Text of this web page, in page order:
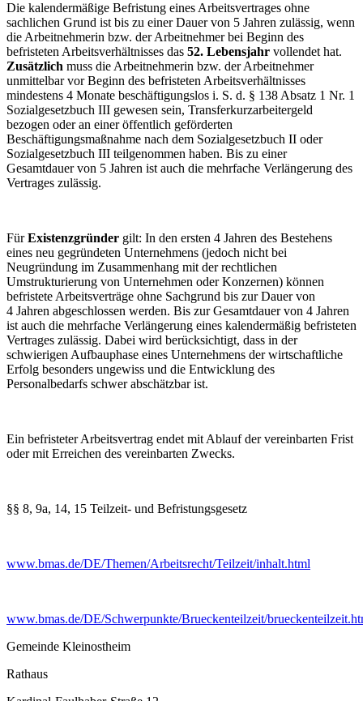
Die kalendermäßige Befristung eines Arbeitsvertrages ohne
sachlichen Grund ist bis zu einer Dauer von 5 Jahren zulässig, wenn
die Arbeitnehmerin bzw. der Arbeitnehmer bei Beginn des
befristeten Arbeitsverhältnisses das 52. Lebensjahr vollendet hat.
Zusätzlich muss die Arbeitnehmerin bzw. der Arbeitnehmer
unmittelbar vor Beginn des befristeten Arbeitsverhältnisses
mindestens 4 Monate beschäftigungslos i. S. d. § 138 Absatz 1 Nr. 1
Sozialgesetzbuch III gewesen sein, Transferkurzarbeitergeld
bezogen oder an einer öffentlich geförderten
Beschäftigungsmaßnahme nach dem Sozialgesetzbuch II oder
Sozialgesetzbuch III teilgenommen haben. Bis zu einer
Gesamtdauer von 5 Jahren ist auch die mehrfache Verlängerung des
Vertrages zulässig.
FürExistenzgründer gilt: In den ersten 4 Jahren des Bestehens
eines neu gegründeten Unternehmens (jedoch nicht bei
Neugründung im Zusammenhang mit der rechtlichen
Umstrukturierung von Unternehmen oder Konzernen) können
befristete Arbeitsverträge ohne Sachgrund bis zur Dauer von
4 Jahren abgeschlossen werden. Bis zur Gesamtdauer von 4 Jahren
ist auch die mehrfache Verlängerung eines kalendermäßig befristeten
Vertrages zulässig. Dabei wird berücksichtigt, dass in der
schwierigen Aufbauphase eines Unternehmens der wirtschaftliche
Erfolg besonders ungewiss und die Entwicklung des
Personalbedarfs schwer abschätzbar ist.
Ein befristeter Arbeitsvertrag endet mit Ablauf der vereinbarten Frist
oder mit Erreichen des vereinbarten Zwecks.
§§ 8, 9a, 14, 15 Teilzeit- und Befristungsgesetz
www.bmas.de/DE/Themen/Arbeitsrecht/Teilzeit/inhalt.html
www.bmas.de/DE/Schwerpunkte/Brueckenteilzeit/
Gemeinde Kleinostheim
Rathaus